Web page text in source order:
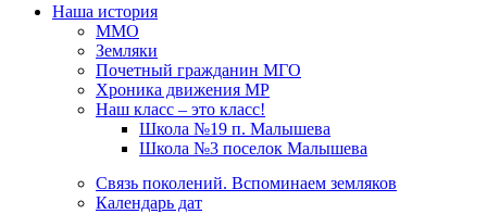
Наша история
ММО
Земляки
Почетный гражданин МГО
Хроника движения МР
Наш класс – это класс!
Школа №19 п. Малышева
Школа №3 поселок Малышева
Связь поколений. Вспоминаем земляков
Календарь дат